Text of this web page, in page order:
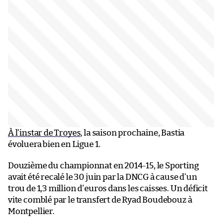
À l’instar de Troyes, la saison prochaine, Bastia
évoluera bien en Ligue 1.
Douzième du championnat en 2014-15, le Sporting
avait été recalé le 30 juin par la DNCG à cause d’un
trou de 1,3 million d’euros dans les caisses. Un déficit
vite comblé par le transfert de Ryad Boudebouz à
Montpellier.